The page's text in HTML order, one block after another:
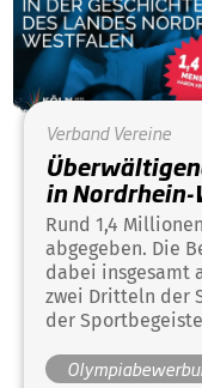
Verband Vereine
in Nordrhein-
Rund 1,4
abgegeben. Die
dabei insgesamt
zwei Dritteln der
der
nicht nur für